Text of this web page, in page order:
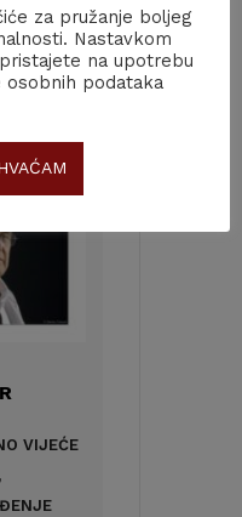
VIJEĆE
za pružanje boljeg
Nastavkom
na upotrebu
osobnih podataka